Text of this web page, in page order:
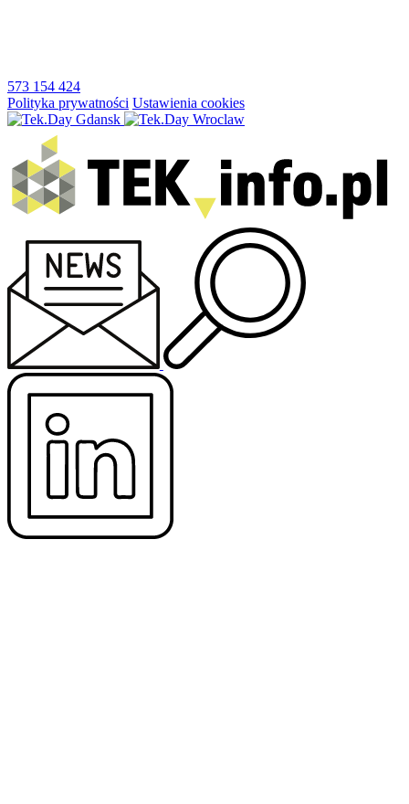
573 154 424
Polityka prywatności Ustawienia cookies